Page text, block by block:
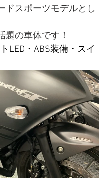
ドスポーツモデルとし
の車体です！
LED・ABS装備・スイ